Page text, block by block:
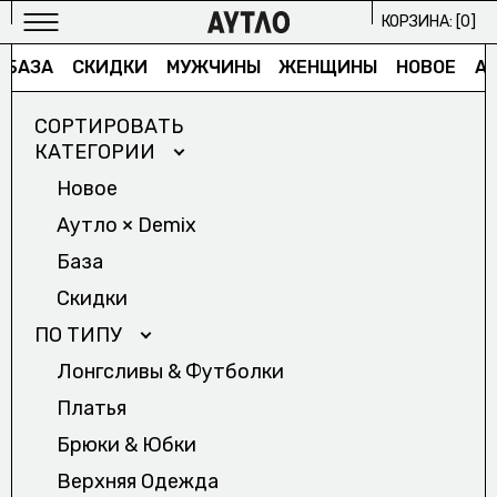
МУЖСКОЕ
ИЗБРАННОЕ/
ЖЕНСКОЕ
ИЗБРАННОЕ/
АРХИВ
2024/
ПРОЕКТЫ
КОРЗИНА: [0]
БАЗА СКИДКИ МУЖЧИНЫ ЖЕНЩИНЫ НОВОЕ
СОРТИРОВАТЬ
КАТЕГОРИИ
Новое
Аутло × Demix
База
Скидки
ПО ТИПУ
Лонгсливы & Футболки
Платья
Брюки & Юбки
Верхняя Одежда